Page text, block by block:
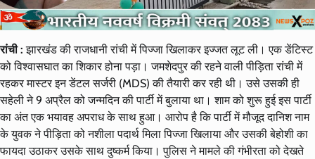
रांची :झारखंड की राजधानी रांची में पिज्जा खिलाकर इज्जत लूट ली। एक डेंटिस्ट
को विश्वासघात का शिकार होना पड़ा। जमशेदपुर की रहने वाली पीड़िता रांची में
रहकर मास्टर इन डेंटल सर्जरी (MDS) की तैयारी कर रही थी। उसे उसकी ही
सहेली ने 9 अप्रैल को जन्मदिन की पार्टी में बुलाया था। शाम को शुरू हुई इस पार्टी
का अंत एक भयावह अपराध के साथ हुआ। आरोप है कि पार्टी में मौजूद दानिश नाम
के युवक ने पीड़िता को नशीला पदार्थ मिला पिज्जा खिलाया और उसकी बेहोशी का
फायदा उठाकर उसके साथ दुष्कर्म किया। पुलिस ने मामले की गंभीरता को देखते